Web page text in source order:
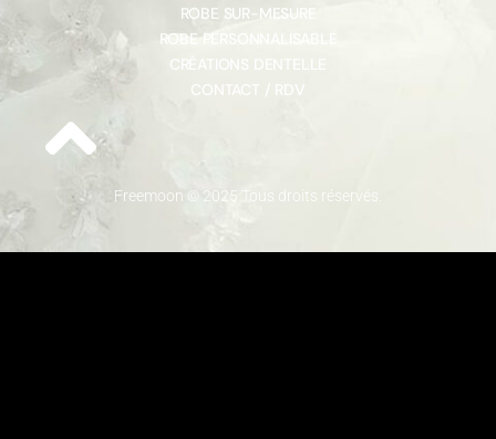
Freemoon © 2025 Tous droits réservés.
ROBE SUR-MESURE
ROBE PERSONNALISABLE
CRÉATIONS DENTELLE
CONTACT / RDV